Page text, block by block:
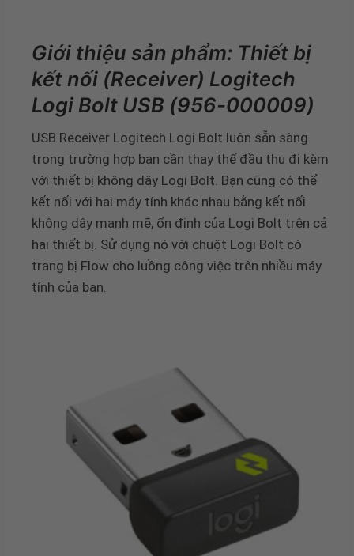
Giới thiệu sản phẩm: Thiết bị
kết nối (Receiver) Logitech
Logi Bolt USB (956-000009)
USB Receiver Logitech Logi Bolt luôn sẵn sàng
trong trường hợp bạn cần thay thế đầu thu đi kèm
với thiết bị không dây Logi Bolt. Bạn cũng có thể
kết nối với hai máy tính khác nhau bằng kết nối
không dây mạnh mẽ, ổn định của Logi Bolt trên cả
hai thiết bị. Sử dụng nó với chuột Logi Bolt có
trang bị Flow cho luồng công việc trên nhiều máy
tính của bạn.